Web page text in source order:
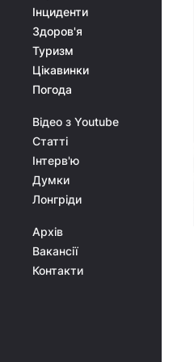
Інциденти
Здоров'я
Туризм
Цікавинки
Погода
Відео з Youtube
Статті
Інтерв'ю
Думки
Лонгріди
Архів
Вакансії
Контакти